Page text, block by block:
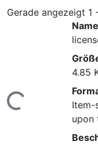
Gerade angezeigt 1
Lade...
4.85
Item-
upon